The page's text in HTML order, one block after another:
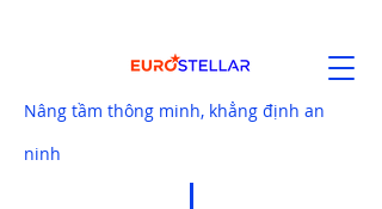
Nâng tầm thông minh, khẳng định an
ninh